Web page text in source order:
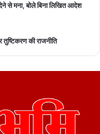
से मना, बोले बिना लिखित आदेश
की राजनीति